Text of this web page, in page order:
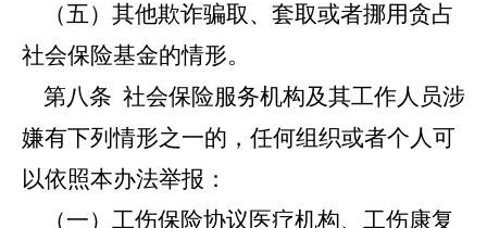
（五）其他欺诈骗取、套取或者挪用贪占
社会保险基金的情形。
第八条 社会保险服务机构及其工作人员涉
嫌有下列情形之一的，任何组织或者个人可
以依照本办法举报：
（一）工伤保险协议医疗机构、工伤康复